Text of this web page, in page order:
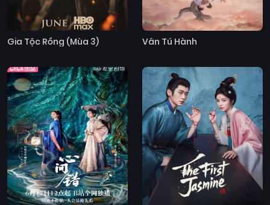
Gia Tộc Rồng (Mùa 3) Vân Tú Hành